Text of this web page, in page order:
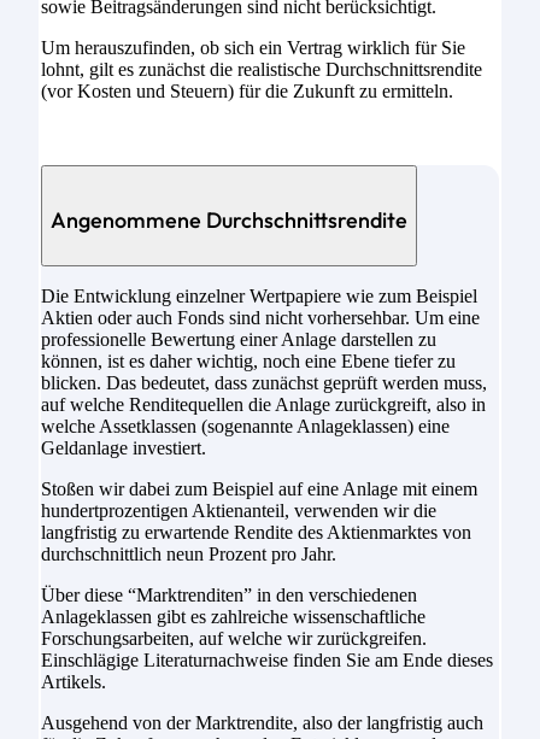
sowie Beitragsänderungen sind nicht berücksichtigt.
Um herauszufinden, ob sich ein Vertrag wirklich für Sie
lohnt, gilt es zunächst die realistische Durchschnittsrendite
(vor Kosten und Steuern) für die Zukunft zu ermitteln.
Angenommene Durchschnittsrendite
Die Entwicklung einzelner Wertpapiere wie zum Beispiel
Aktien oder auch Fonds sind nicht vorhersehbar. Um eine
professionelle Bewertung einer Anlage darstellen zu
können, ist es daher wichtig, noch eine Ebene tiefer zu
blicken. Das bedeutet, dass zunächst geprüft werden muss,
auf welche Renditequellen die Anlage zurückgreift, also in
welche Assetklassen (sogenannte Anlageklassen) eine
Geldanlage investiert.
Stoßen wir dabei zum Beispiel auf eine Anlage mit einem
hundertprozentigen Aktienanteil, verwenden wir die
langfristig zu erwartende Rendite des Aktienmarktes von
durchschnittlich neun Prozent pro Jahr.
Über diese “Marktrenditen” in den verschiedenen
Anlageklassen gibt es zahlreiche wissenschaftliche
Forschungsarbeiten, auf welche wir zurückgreifen.
Einschlägige Literaturnachweise finden Sie am Ende dieses
Artikels.
Ausgehend von der Marktrendite, also der langfristig auch